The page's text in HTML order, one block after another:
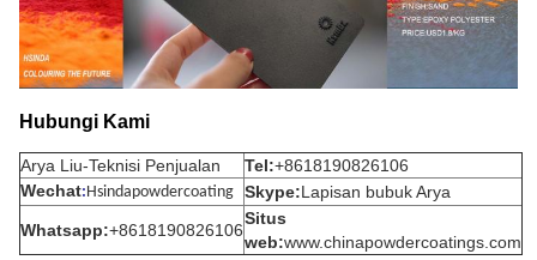
Hubungi Kami
Arya Liu-Teknisi Penjualan Tel:+8618190826106
Wechat:Hsindapowdercoating Skype:Lapisan bubuk Arya
Whatsapp:+8618190826106
Situs
web:www.chinapowdercoatings.com